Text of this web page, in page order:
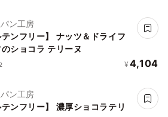
ン工房
テンフリー】 ナッツ＆ドライフ
ショコラ テリーヌ
¥ 4,104
ン工房
テンフリー】 濃厚ショコラテリ